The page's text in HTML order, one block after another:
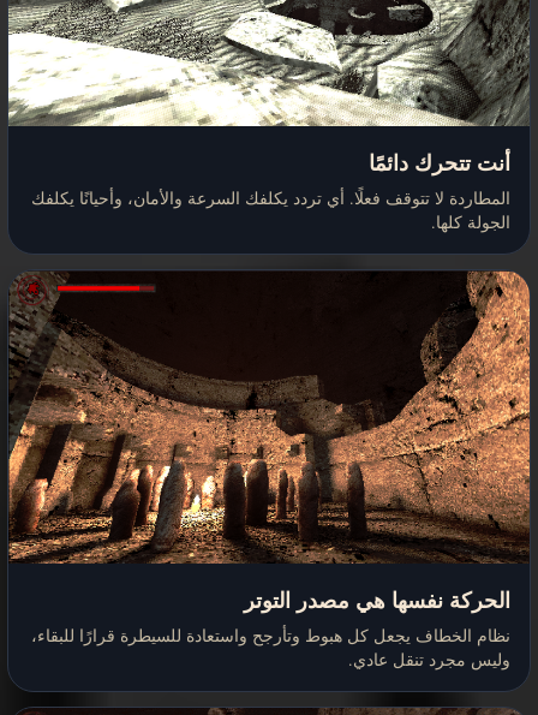
أنت تتحرك دائمًا
المطاردة لا تتوقف فعلًا. أي تردد يكلفك السرعة والأمان، وأحيانًا يكلفك
الجولة كلها.
الحركة نفسها هي مصدر التوتر
نظام الخطاف يجعل كل هبوط وتأرجح واستعادة للسيطرة قرارًا للبقاء،
وليس مجرد تنقل عادي.